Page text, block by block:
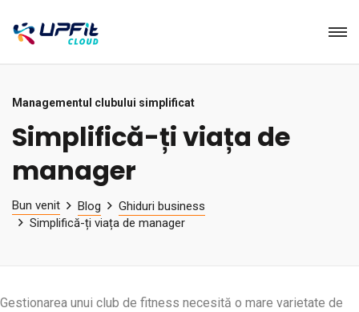
Managementul clubului simplificat
Simplifică-ți viața de
manager
Bun venit Blog
Ghiduri business
Simplifică-ți viața de manager
Gestionarea unui club de fitness necesită o mare varietate de